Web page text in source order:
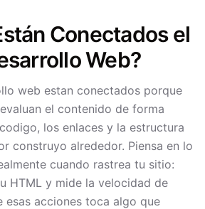
Conectados el
Web?
web estan conectados porque
el contenido de forma
los enlaces y la estructura
construyo alrededor. Piensa en lo
cuando rastrea tu sitio:
HTML y mide la velocidad de
esas acciones toca algo que